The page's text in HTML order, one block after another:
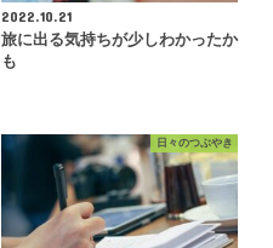
2022.10.21
旅に出る気持ちが少しわかったか
も
日々のつぶやき